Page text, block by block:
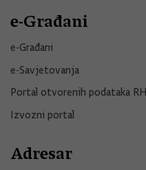
e-Građani
e-Građani
e-Savjetovanja
Portal otvorenih podataka RH
Izvozni portal
Adresar